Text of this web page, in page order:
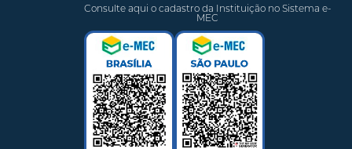
Consulte aqui o cadastro da Instituição no Sistema e-
MEC